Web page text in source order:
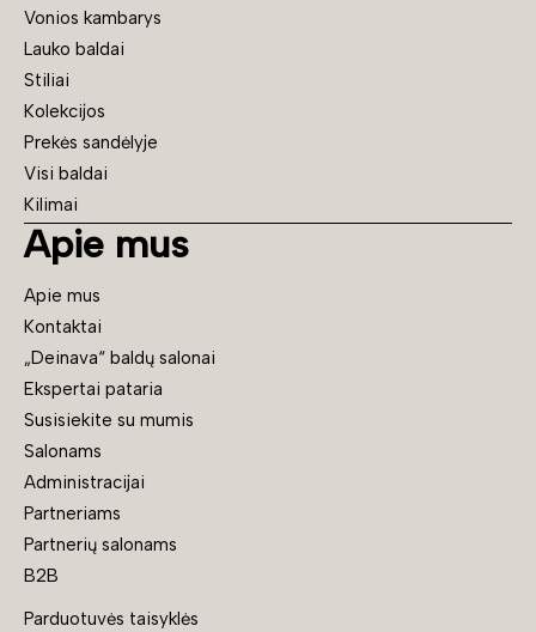
Vonios kambarys
Lauko baldai
Stiliai
Kolekcijos
Prekės sandėlyje
Visi baldai
Kilimai
Apie mus
Apie mus
Kontaktai
„Deinava“ baldų salonai
Ekspertai pataria
Susisiekite su mumis
Salonams
Administracijai
Partneriams
Partnerių salonams
B2B
Parduotuvės taisyklės